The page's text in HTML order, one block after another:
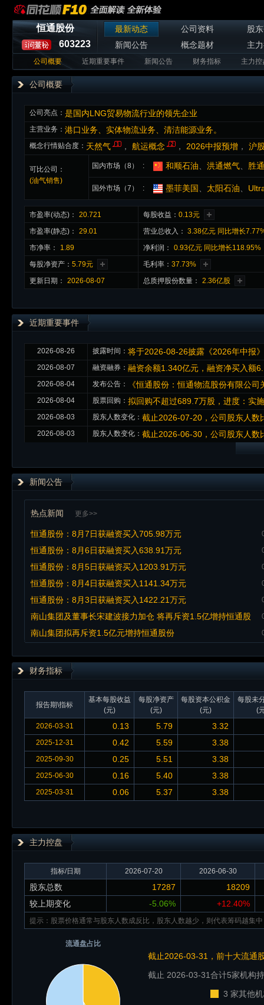
恒通股份
603223
最新动态 公司资料
股
新闻公告
概念题材 主
公司概要 近期重要事件 新闻公告 财务指标 主力控
公司概要
公司亮点： 是国内LNG贸易物流行业的领先企业
主营业务： 港口业务、实体物流业务、清洁能源业务。
概念行情贴合度： 天然气 ， 航运概念 ， 2026中报预增 ， 沪
可比公司：
(油气销售)
国内市场（8） 和顺石油 洪通燃气 胜
国外市场（7） 墨菲美国 太阳石油
市盈率(动态)： 20.721 每股收益： 0.13元
市盈率(静态)：
29.01 营业总收入： 3.38亿元 同比增长
市净率：
1.89 净利润：
0.93亿元 同比增长118.95%
每股净资产： 5.79元 毛利率： 37.73%
更新日期：
2026-08-07 总质押股份数量： 2.36亿股
近期重要事件
2026-08-26 披露时间： 将于2026-08-26披露《2026年中报》
2026-08-07 融资融券： 融资余额1.340亿元，融资净买入额
2026-08-04 发布公告： 《恒通股份：恒通物流股份有限公
2026-08-04 股票回购： 拟回购不超过689.7万股，进度：实
2026-08-03 股东人数变化： 截止2026-07-20，公司股东人
2026-08-03 股东人数变化： 截止2026-06-30，公司股东人
新闻公告
热点新闻 更多>>
恒通股份：8月7日获融资买入705.98万元
恒通股份：8月6日获融资买入638.91万元
恒通股份：8月5日获融资买入1203.91万元
恒通股份：8月4日获融资买入1141.34万元
恒通股份：8月3日获融资买入1422.21万元
南山集团及董事长宋建波接力加仓 将再斥资1.5亿增持恒通股
份
南山集团拟再斥资1.5亿元增持恒通股份
财务指标
报告期\指标
基本每股收益
(元)
每股净资产
(元)
每股资本公积金
(元)
每股未
(
2026-03-31
0.13 5.79 3.32
2025-12-31 0.42 5.59 3.38
2025-09-30 0.25 5.51 3.38
2025-06-30 0.16 5.40 3.38
2025-03-31 0.06 5.37 3.38
主力控盘
指标/日期 2026-07-20 2026-06-30
股东总数 17287
18209
较上期变化
-5.06% +12.40%
提示：股票价格通常与股东人数成反比，股东人数越少，则代表筹码越集
流通盘占比
截止2026-03-31，前十大流通
截止 2026-03-31合计5家机构
3 家其他